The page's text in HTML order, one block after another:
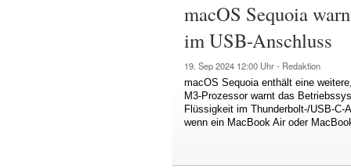
macOS Sequoia
im USB-Anschluss
19. Sep 2024 12:00 Uhr - Redaktion
macOS Sequoia enthält eine
M3-Prozessor warnt das
Flüssigkeit im Thunderbolt-/USB-
wenn ein MacBook Air oder